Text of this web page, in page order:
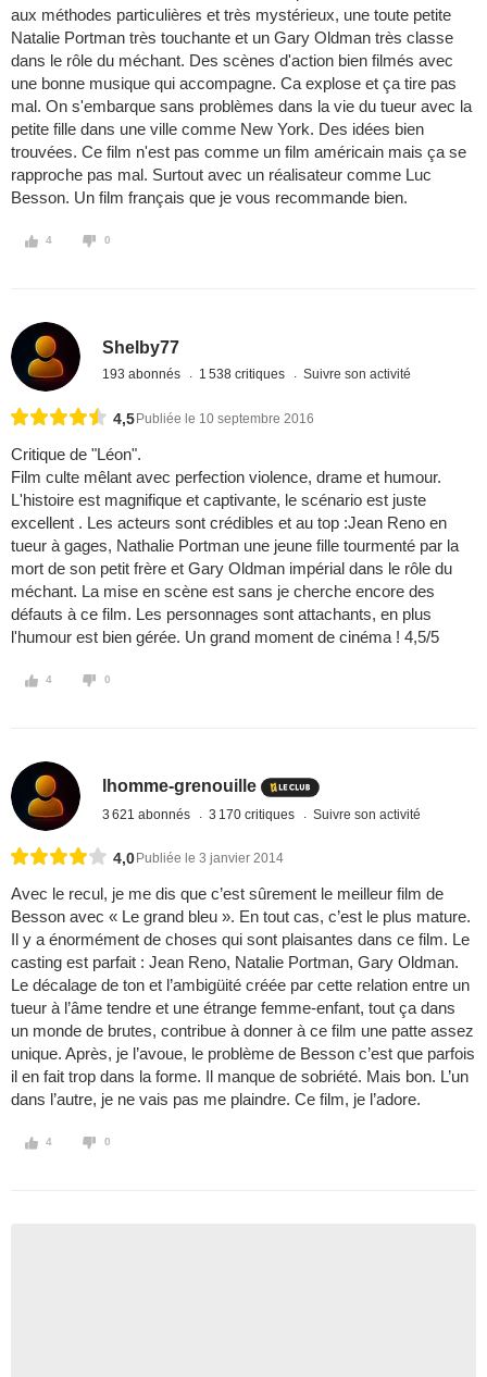
aux méthodes particulières et très mystérieux, une toute petite
Natalie Portman très touchante et un Gary Oldman très classe
dans le rôle du méchant. Des scènes d'action bien filmés avec
une bonne musique qui accompagne. Ca explose et ça tire pas
mal. On s'embarque sans problèmes dans la vie du tueur avec la
petite fille dans une ville comme New York. Des idées bien
trouvées. Ce film n'est pas comme un film américain mais ça se
rapproche pas mal. Surtout avec un réalisateur comme Luc
Besson. Un film français que je vous recommande bien.
4 0
Shelby77
193 abonnés 1 538 critiques Suivre son activité
4,5 Publiée le 10 septembre 2016
Critique de "Léon".
Film culte mêlant avec perfection violence, drame et humour.
L'histoire est magnifique et captivante, le scénario est juste
excellent . Les acteurs sont crédibles et au top :Jean Reno en
tueur à gages, Nathalie Portman une jeune fille tourmenté par la
mort de son petit frère et Gary Oldman impérial dans le rôle du
méchant. La mise en scène est sans je cherche encore des
défauts à ce film. Les personnages sont attachants, en plus
l'humour est bien gérée. Un grand moment de cinéma ! 4,5/5
4 0
lhomme-grenouille
3 621 abonnés 3 170 critiques Suivre son activité
4,0 Publiée le 3 janvier 2014
Avec le recul, je me dis que c’est sûrement le meilleur film de
Besson avec « Le grand bleu ». En tout cas, c’est le plus mature.
Il y a énormément de choses qui sont plaisantes dans ce film. Le
casting est parfait : Jean Reno, Natalie Portman, Gary Oldman.
Le décalage de ton et l’ambigüité créée par cette relation entre un
tueur à l’âme tendre et une étrange femme-enfant, tout ça dans
un monde de brutes, contribue à donner à ce film une patte assez
unique. Après, je l’avoue, le problème de Besson c’est que parfois
il en fait trop dans la forme. Il manque de sobriété. Mais bon. L’un
dans l’autre, je ne vais pas me plaindre. Ce film, je l’adore.
4 0